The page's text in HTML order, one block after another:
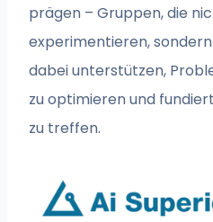
prägen – Gruppen, die
experimentieren,
dabei unterstützen,
zu optimieren und
zu treffen.